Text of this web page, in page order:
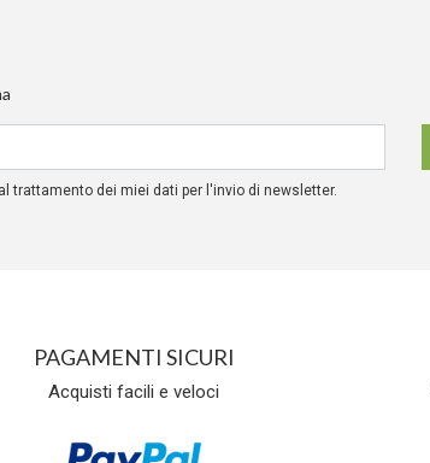
trattamento dei miei dati per l'invio di newsletter.
PAGAMENTI SICURI
Acquisti facili e veloci